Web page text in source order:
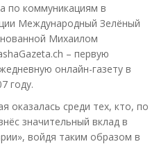
по коммуникациям в
Международный Зелёный
Михаилом
– первую
онлайн-газету в
году.
оказалась среди тех, кто, по
значительный вклад в
войдя таким образом в